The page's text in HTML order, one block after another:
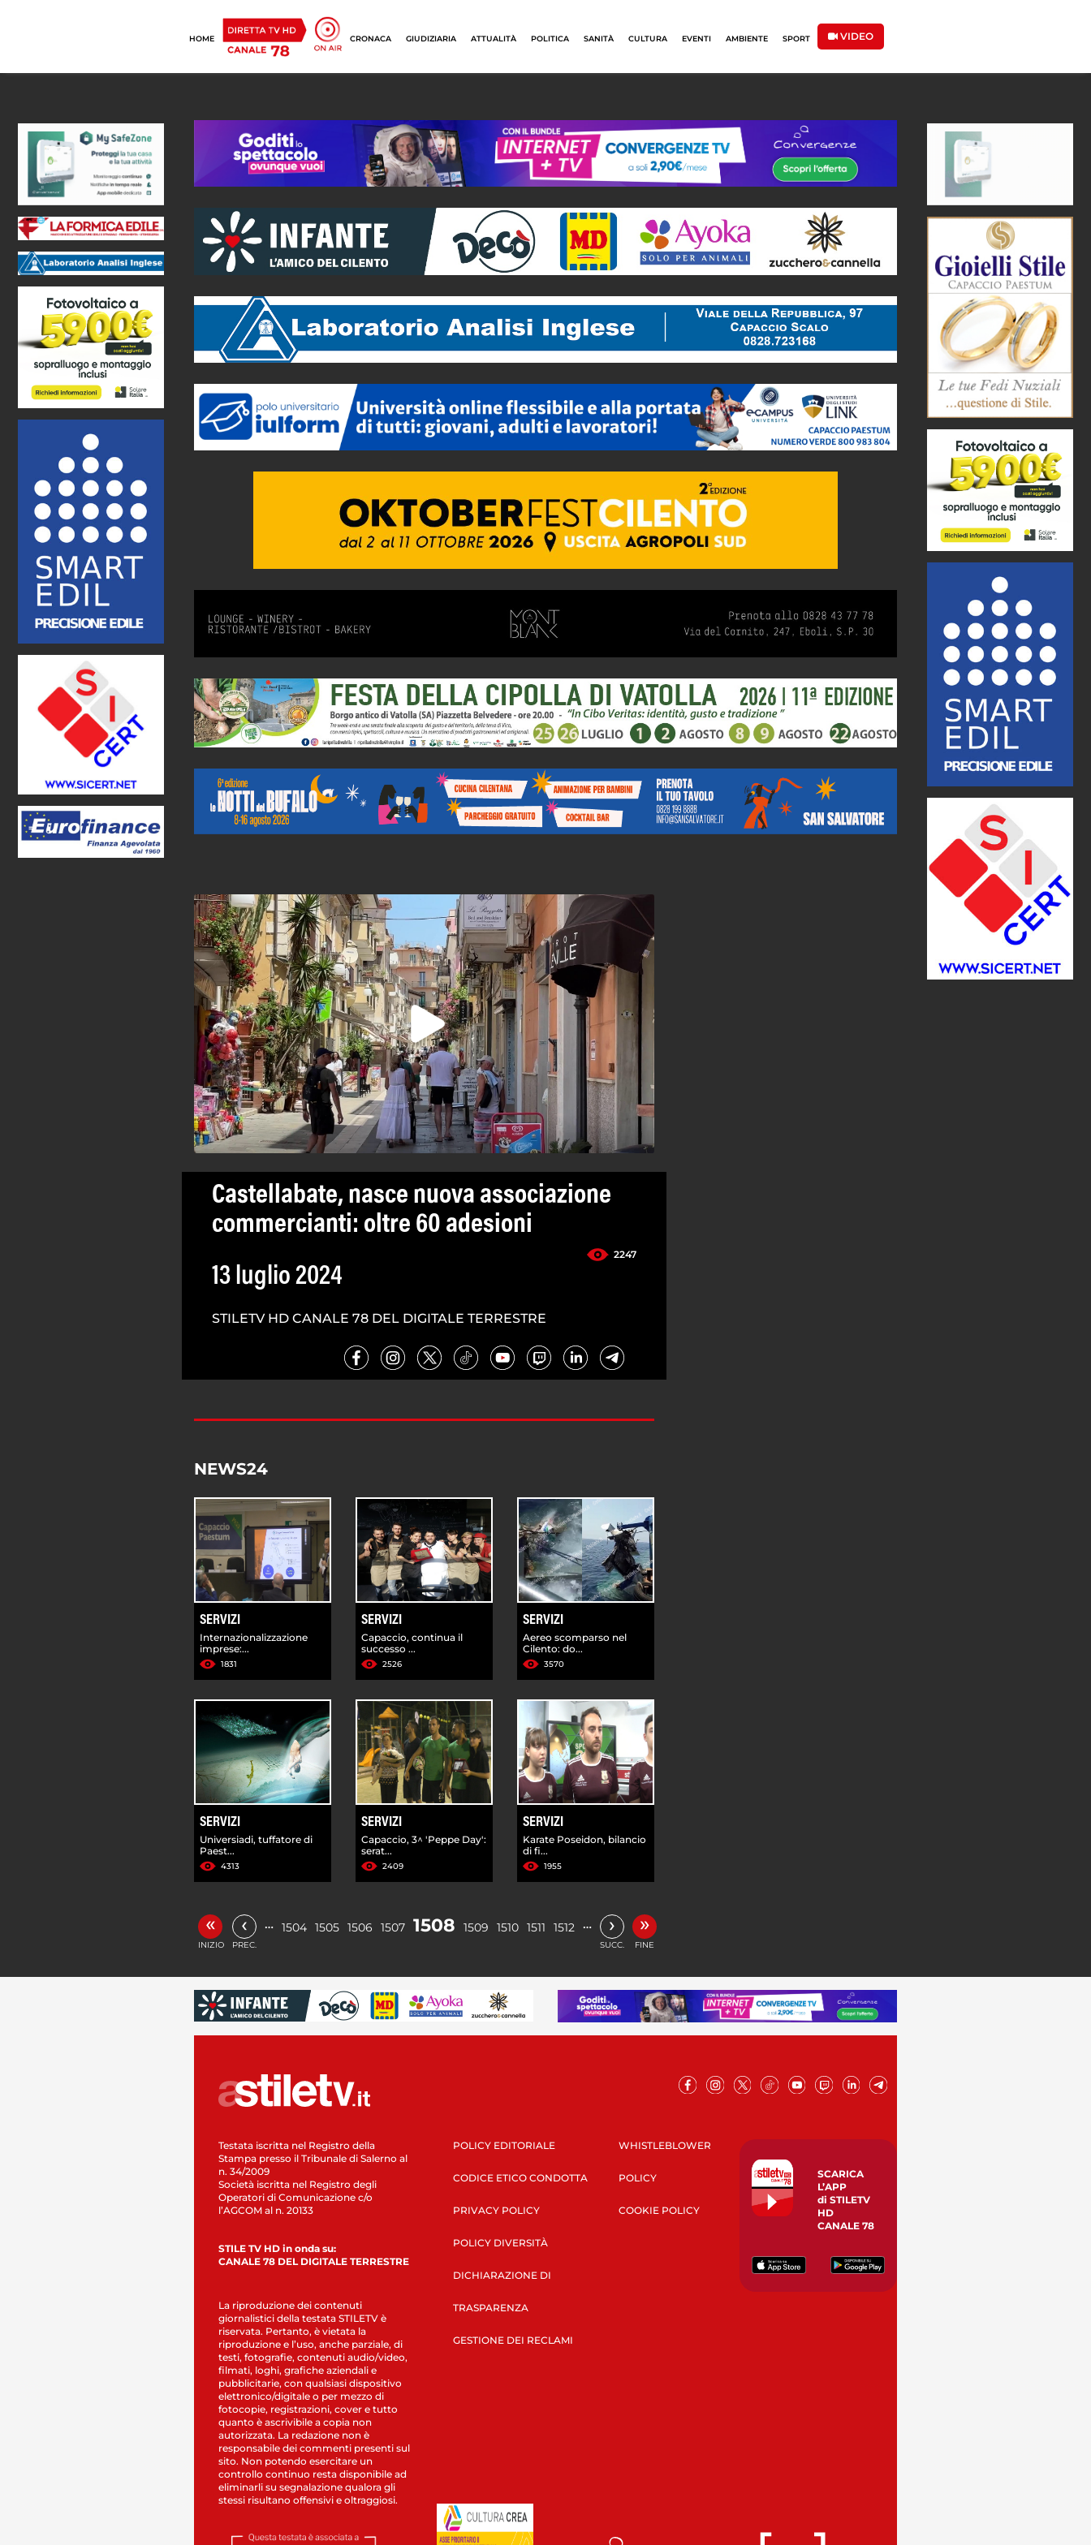
HOME CRONACA GIUDIZIARIA ATTUALITÀ POLITICA SANITÀ CULTURA EVENTI AMBIENTE SPORT VIDEO
Castellabate, nasce nuova associazione
commercianti: oltre 60 adesioni
2247
13 luglio 2024
STILETV HD CANALE 78 DEL DIGITALE TERRESTRE
NEWS24
SERVIZI
Internazionalizzazione
imprese:...
1831
SERVIZI
Capaccio, continua il
successo ...
2526
SERVIZI
Aereo scomparso nel
Cilento: do...
3570
SERVIZI
Universiadi, tuffatore di
Paest...
4313
SERVIZI
Capaccio, 3^ 'Peppe Day':
serat...
2409
SERVIZI
Karate Poseidon, bilancio
di fi...
1955
«
INIZIO
‹
PREC.
… 1504 1505 1506 1507 1508 1509 1510 1511 1512 … ›
SUCC.
»
FINE
Testata iscritta nel Registro della
Stampa presso il Tribunale di Salerno al
n. 34/2009
Società iscritta nel Registro degli
Operatori di Comunicazione c/o
l’AGCOM al n. 20133
STILE TV HD in onda su:
CANALE 78 DEL DIGITALE TERRESTRE
La riproduzione dei contenuti
giornalistici della testata STILETV è
riservata. Pertanto, è vietata la
riproduzione e l’uso, anche parziale, di
testi, fotografie, contenuti audio/video,
filmati, loghi, grafiche aziendali e
pubblicitarie, con qualsiasi dispositivo
elettronico/digitale o per mezzo di
fotocopie, registrazioni, cover e tutto
quanto è ascrivibile a copia non
autorizzata. La redazione non è
responsabile dei commenti presenti sul
sito. Non potendo esercitare un
controllo continuo resta disponibile ad
eliminarli su segnalazione qualora gli
stessi risultano offensivi e oltraggiosi.
POLICY EDITORIALE
CODICE ETICO CONDOTTA
PRIVACY POLICY
POLICY DIVERSITÀ
DICHIARAZIONE DI
TRASPARENZA
GESTIONE DEI RECLAMI
WHISTLEBLOWER
POLICY
COOKIE POLICY
SCARICA
L’APP
di STILETV
HD
CANALE 78